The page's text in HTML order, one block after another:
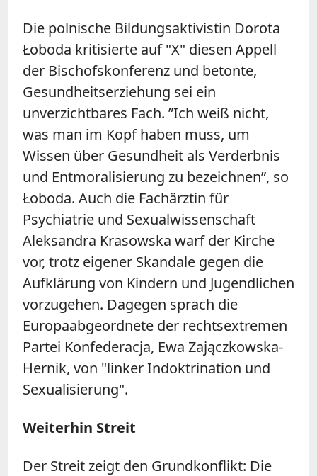
Die polnische Bildungsaktivistin Dorota
Łoboda kritisierte auf "X" diesen Appell
der Bischofskonferenz und betonte,
Gesundheitserziehung sei ein
unverzichtbares Fach. ”Ich weiß nicht,
was man im Kopf haben muss, um
Wissen über Gesundheit als Verderbnis
und Entmoralisierung zu bezeichnen”, so
Łoboda. Auch die Fachärztin für
Psychiatrie und Sexualwissenschaft
Aleksandra Krasowska warf der Kirche
vor, trotz eigener Skandale gegen die
Aufklärung von Kindern und Jugendlichen
vorzugehen. Dagegen sprach die
Europaabgeordnete der rechtsextremen
Partei Konfederacja, Ewa Zajączkowska-
Hernik, von "linker Indoktrination und
Sexualisierung".
Weiterhin Streit
Der Streit zeigt den Grundkonflikt: Die